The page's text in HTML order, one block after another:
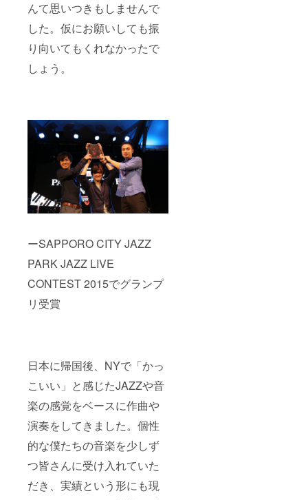
んて思いつきもしませんで
した。仮にお願いしても振
り向いてもくれなかったで
しょう。
ーSAPPORO CITY JAZZ
PARK JAZZ LIVE
CONTEST 2015でグランプ
リ受賞
日本に帰国後、NYで「かっ
こいい」と感じたJAZZや音
楽の感覚をベースに作曲や
演奏をしてきました。個性
的な僕たちの音楽を少しず
つ皆さんに受け入れていた
だき、実績という形にも現